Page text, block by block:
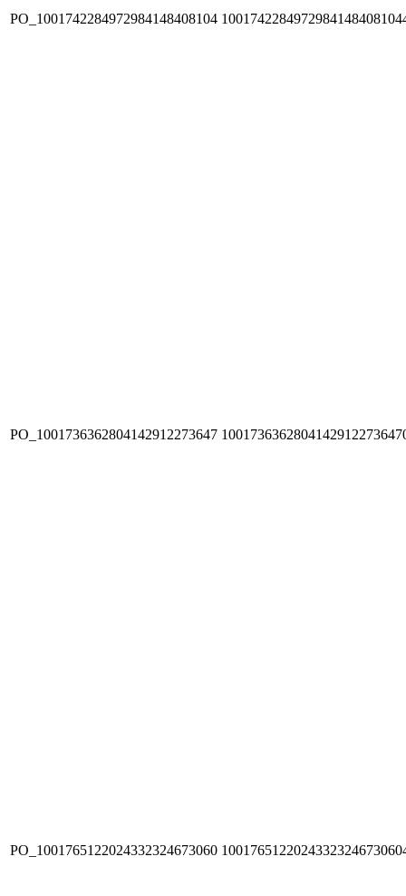
PO_1001742284972984148408104
PO_1001736362804142912273647
PO_1001765122024332324673060